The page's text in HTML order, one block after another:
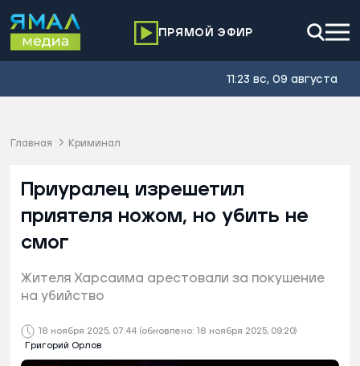
ПРЯМОЙ ЭФИР
11:23 вс, 09 августа
Главная Криминал
18 ноября 2025, 07:44 (обновлено: 18 ноября 2025, 09:20)
Григорий Орлов
Приуралец изрешетил
приятеля ножом, но убить не
смог
Жителя Харсаима арестовали за покушение
на убийство